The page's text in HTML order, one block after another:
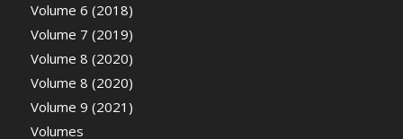
Volume 6 (2018)
Volume 7 (2019)
Volume 8 (2020)
Volume 8 (2020)
Volume 9 (2021)
Volumes